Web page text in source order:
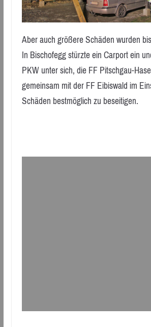
Aber auch größere Schäden wurden
In Bischofegg stürzte ein Carport ein
PKW unter sich, die FF Pitschgau-
gemeinsam mit der FF Eibiswald im
Schäden bestmöglich zu beseitigen.